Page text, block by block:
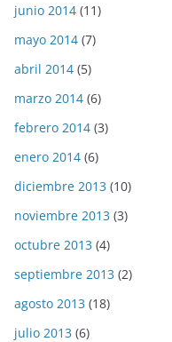
junio 2014 (11)
mayo 2014 (7)
abril 2014 (5)
marzo 2014 (6)
febrero 2014 (3)
enero 2014 (6)
diciembre 2013 (10)
noviembre 2013 (3)
octubre 2013 (4)
septiembre 2013 (2)
agosto 2013 (18)
julio 2013 (6)